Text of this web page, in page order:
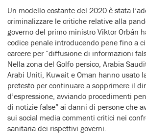
Un modello costante del 2020 è stata
criminalizzare le critiche relative alla
governo del primo ministro Viktor Orbán
codice penale introducendo pene fino a
carcere per “diffusione di informazioni
Nella zona del Golfo persico, Arabia
Arabi Uniti, Kuwait e Oman hanno usato
pretesto per continuare a sopprimere il
d’espressione, avviando procedimenti
di notizie false” ai danni di persone che
sui social media commenti critici nei
sanitaria dei rispettivi governi.